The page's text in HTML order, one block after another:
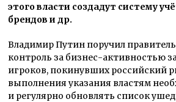
этого власти создадут систему
брендов и др.
Владимир Путин поручил
контроль за бизнес-активностью
игроков, покинувших российский
выполнения указания властям
и регулярно обновлять список